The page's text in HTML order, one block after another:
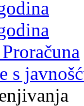
s